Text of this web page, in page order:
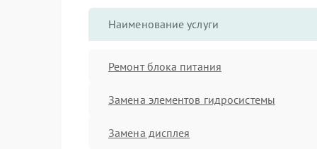
Наименование услуги
Ремонт блока питания
Замена элементов гидросистемы
Замена дисплея